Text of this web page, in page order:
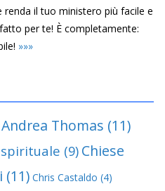
renda il tuo ministero più facile e
per te! È completamente:
»»»
Andrea Thomas (11)
(9) Chiese
(11) Chris Castaldo (4)